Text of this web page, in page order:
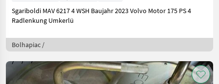
Sgariboldi MAV 6217 4 WSH Baujahr 2023 Volvo Motor 175 PS 4
Radlenkung Umkerlü
Bolhapiac /